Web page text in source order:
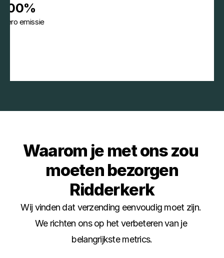
100%
Zero emissie
Waarom je met ons zou
moeten bezorgen
Ridderkerk
Wij vinden dat verzending eenvoudig moet zijn.
We richten ons op het verbeteren van je
belangrijkste metrics.